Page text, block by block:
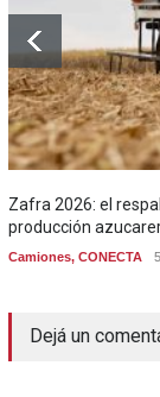
Zafra 2026: el
producción
Camiones, CONECTA
Dejá un